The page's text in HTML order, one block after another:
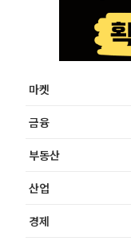
마켓
금융
부동산
산업
경제